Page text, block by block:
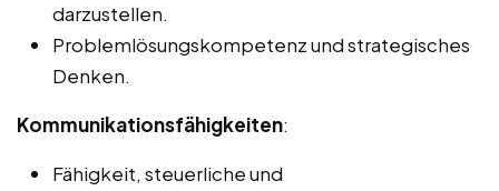
darzustellen.
Problemlösungskompetenz und strategisches
Denken.
Kommunikationsfähigkeiten:
Fähigkeit, steuerliche und